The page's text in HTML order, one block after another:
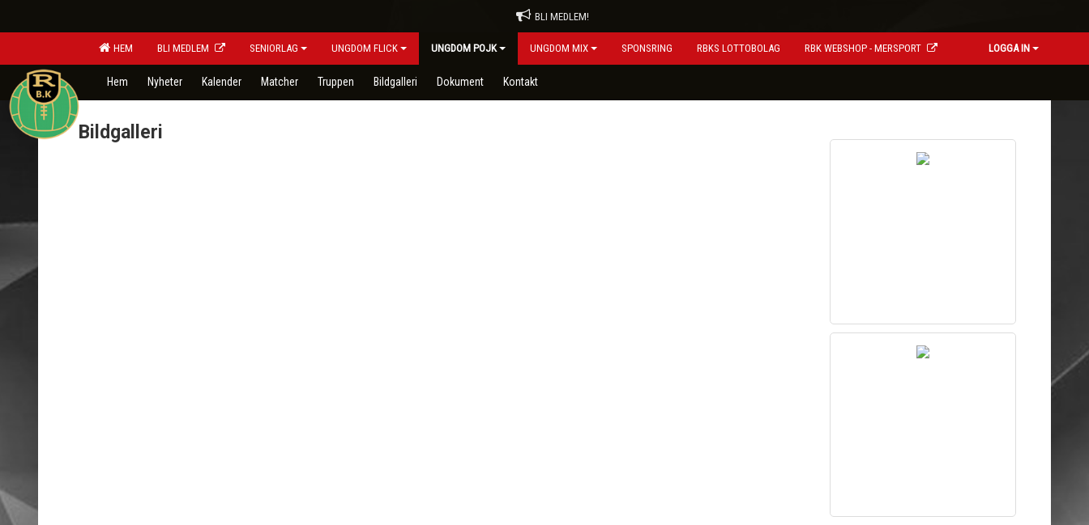
BLI MEDLEM!
HEM BLI MEDLEM SENIORLAG UNGDOM FLICK UNGDOM POJK UNGDOM MIX SPONSRING RBKS LOTTOBOLAG RBK WEBSHOP - MERSPORT LOGGA IN
Hem Nyheter Kalender Matcher Truppen Bildgalleri Dokument Kontakt
Bildgalleri